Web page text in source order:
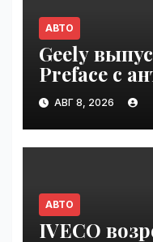
АВТО
Geely
Preface с
красными
VseTime.ru
АВГ 8, 2026
АВТО
IVECO